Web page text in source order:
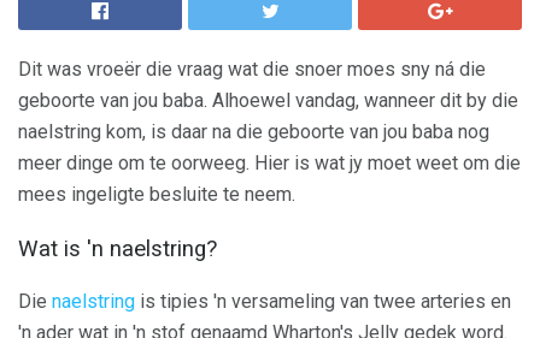
Dit was vroeër die vraag wat die snoer moes sny ná die
geboorte van jou baba. Alhoewel vandag, wanneer dit by die
naelstring kom, is daar na die geboorte van jou baba nog
meer dinge om te oorweeg. Hier is wat jy moet weet om die
mees ingeligte besluite te neem.
Wat is 'n naelstring?
Die naelstring is tipies 'n versameling van twee arteries en
'n ader wat in 'n stof genaamd Wharton's Jelly gedek word.